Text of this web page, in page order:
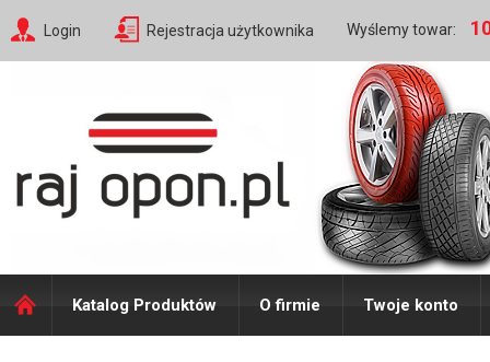
Login Rejestracja użytkownika Wyślemy towar:
Katalog Produktów O firmie Twoje konto